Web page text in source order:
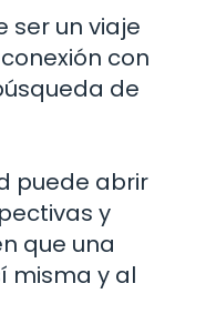
ser un viaje
con
de
puede abrir
y
que una
misma y al